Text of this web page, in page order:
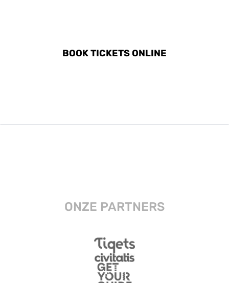
BOOK TICKETS ONLINE
ONZE PARTNERS